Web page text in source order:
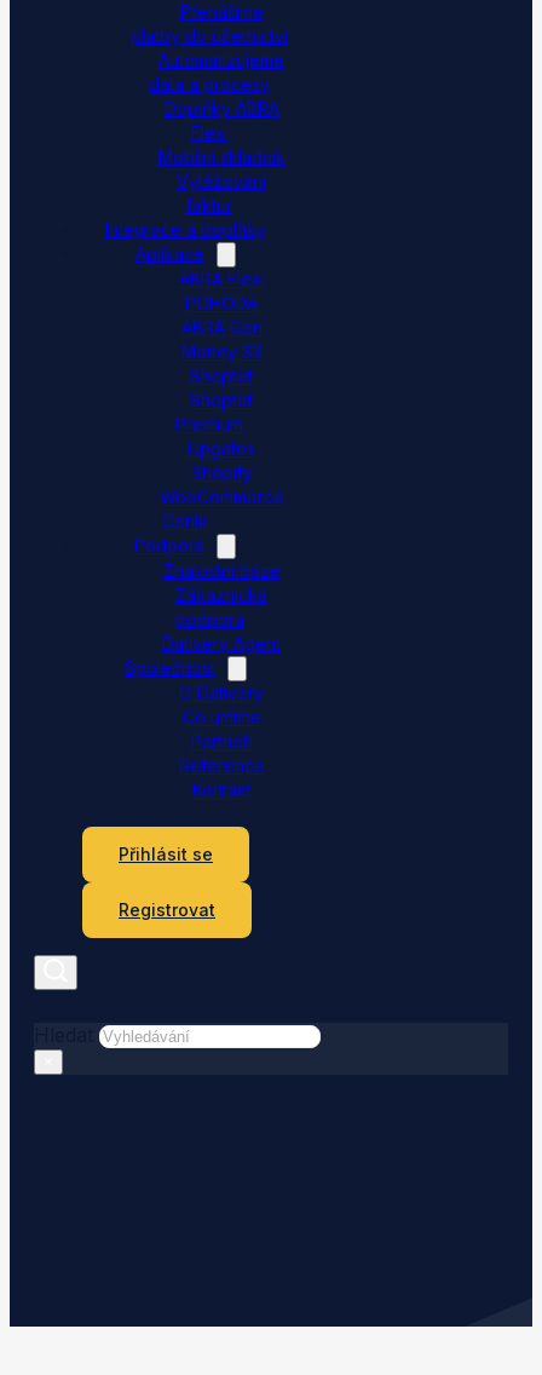
Přenášíme
platby do účetnictví
Automatizujeme
data a procesy
Doplňky ABRA
Flexi
Mobilní skladník
Vytěžování
faktur
Integrace a doplňky
Aplikace
ABRA Flexi
POHODA
ABRA Gen
Money S3
Shoptet
Shoptet
Premium
Upgates
Shopify
WooCommerce
Ceník
Podpora
Znalostní báze
Zákaznická
podpora
Dativery Agent
Společnost
O Dativery
Co umíme
Partneři
Reference
Kontakt
Přihlásit se
Registrovat